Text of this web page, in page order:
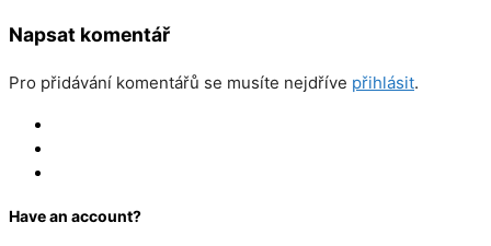
Napsat komentář
Pro přidávání komentářů se musíte nejdříve přihlásit.
Have an account?